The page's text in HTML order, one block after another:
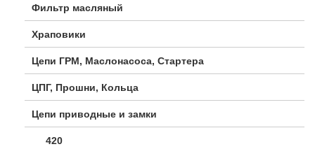
Фильтр масляный
Храповики
Цепи ГРМ, Маслонасоса, Стартера
ЦПГ, Прошни, Кольца
Цепи приводные и замки
420